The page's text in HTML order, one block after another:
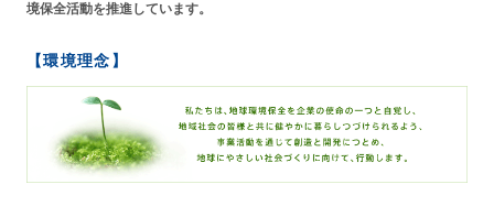
境保全活動を推進しています。
【環境理念】